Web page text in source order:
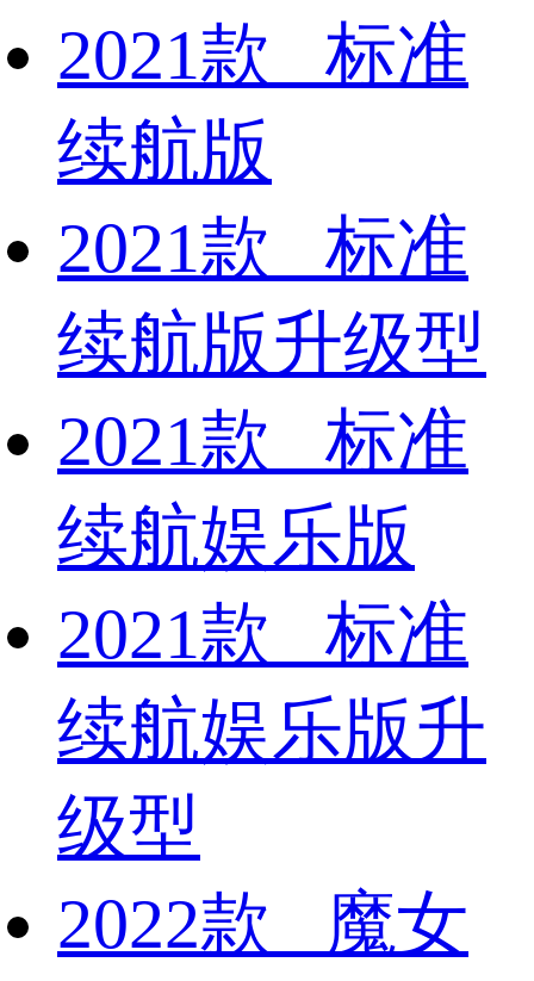
2021款 标准
续航版
2021款 标准
续航版升级型
2021款 标准
续航娱乐版
2021款 标准
续航娱乐版升
级型
2022款 魔女